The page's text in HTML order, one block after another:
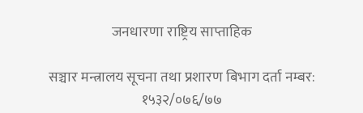
जनधारणा राष्ट्रिय साप्ताहिक
सञ्चार मन्त्रालय सूचना तथा प्रशारण बिभाग दर्ता नम्बर:
१५३२/०७६/७७